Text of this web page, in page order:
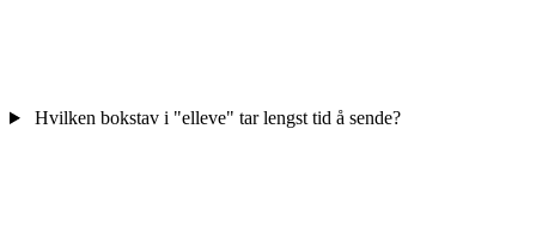
Hvilken bokstav i "elleve" tar lengst tid å sende?